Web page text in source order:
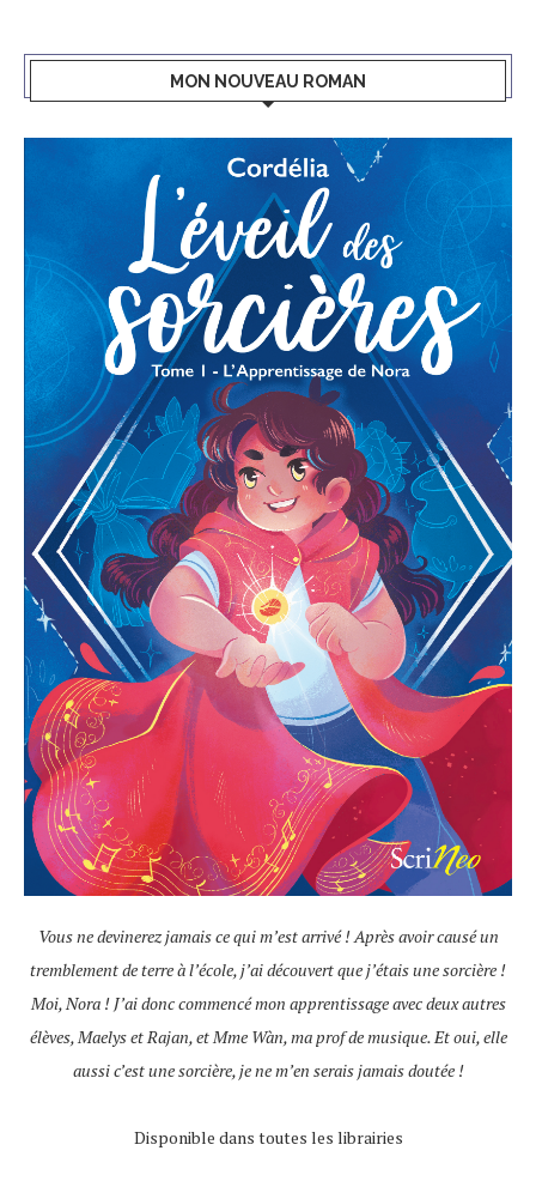
MON NOUVEAU ROMAN
Vous ne devinerez jamais ce qui m’est arrivé ! Après avoir causé un
tremblement de terre à l’école, j’ai découvert que j’étais une sorcière !
Moi, Nora ! J’ai donc commencé mon apprentissage avec deux autres
élèves, Maelys et Rajan, et Mme Wàn, ma prof de musique. Et oui, elle
aussi c’est une sorcière, je ne m’en serais jamais doutée !
Disponible dans toutes les librairies